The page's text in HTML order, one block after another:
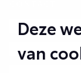
Deze
van
Autobedrijf
Autobedrijf